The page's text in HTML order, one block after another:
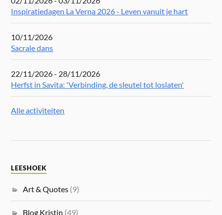
Inspiratiedagen La Verna 2026 - Leven vanuit je hart
10/11/2026
Sacrale dans
22/11/2026 - 28/11/2026
Herfst in Savita: 'Verbinding, de sleutel tot loslaten'
Alle activiteiten
LEESHOEK
Art & Quotes (9)
Blog Kristin (49)